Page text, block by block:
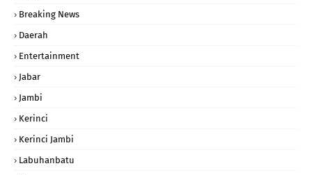
Breaking News
Daerah
Entertainment
Jabar
Jambi
Kerinci
Kerinci Jambi
Labuhanbatu